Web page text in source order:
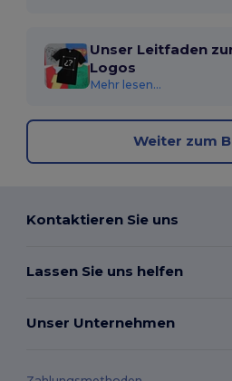
Unser Leitfaden
Logos
Mehr lesen...
Weiter zum
Kontaktieren Sie uns
Lassen Sie uns helfen
Unser Unternehmen